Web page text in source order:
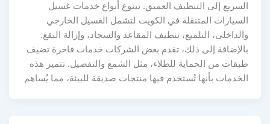
السريع إلى التنظيف العميق. تتنوع أنواع خدمات غسيل
السيارات المتنقلة في الكويت لتشمل الغسيل الخارجي
والداخلي، التلميع، تنظيف المقاعد والسجاد، وإزالة البقع.
بالإضافة إلى ذلك، تقدم بعض الشركات خدمات فاخرة تضيف
طبقات من الحماية للطلاء، مثل الشمع والتفصيل. تتميز هذه
الخدمات بأنها تُستخدم فيها منتجات صديقة للبيئة، مما يُساهم